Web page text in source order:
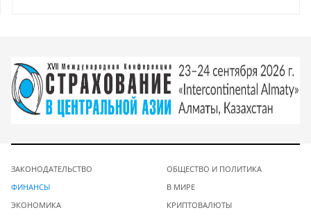
ЗАКОНОДАТЕЛЬСТВО
ФИНАНСЫ
ЭКОНОМИКА
ОБЩЕСТВО И ПОЛИТИКА
В МИРЕ
КРИПТОВАЛЮТЫ